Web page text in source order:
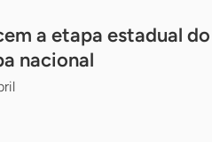
a etapa estadual
nacional